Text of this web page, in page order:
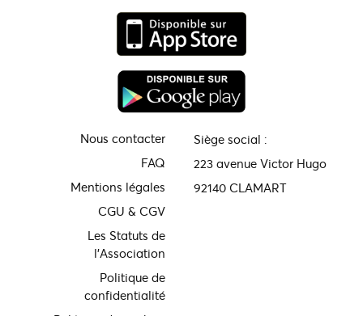
Nous contacter
FAQ
Mentions légales
CGU & CGV
Les Statuts de
l'Association
Politique de
confidentialité
Siège social :
223 avenue Victor Hugo
92140 CLAMART